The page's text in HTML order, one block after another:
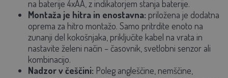
na baterije 4xAA, z indikatorjem stanja baterije.
Montaža je hitra in enostavna: priložena je dodatna
oprema za hitro montažo. Samo pritrdite enoto na
zunanji del kokošnjaka, priključite kabel na vrata in
nastavite želeni način – časovnik, svetlobni senzor ali
kombinacijo.
Nadzor v češčini: Poleg angleščine, nemščine,